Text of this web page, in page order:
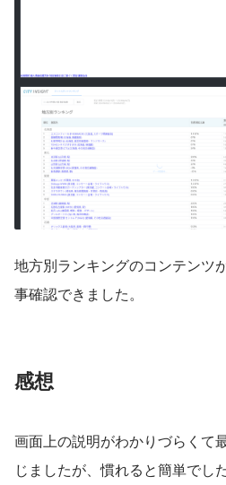
地方別ランキングのコンテンツ
事確認できました。
感想
画面上の説明がわかりづらくて
じましたが、慣れると簡単でした